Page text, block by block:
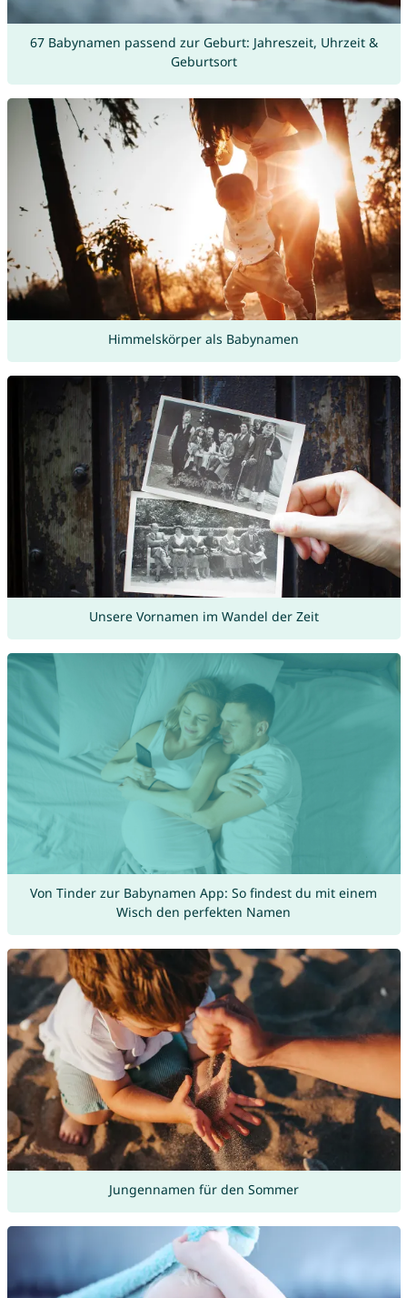
67 Babynamen passend zur Geburt: Jahreszeit, Uhrzeit &
Geburtsort
Himmelskörper als Babynamen
Unsere Vornamen im Wandel der Zeit
Von Tinder zur Babynamen App: So findest du mit einem
Wisch den perfekten Namen
Jungennamen für den Sommer